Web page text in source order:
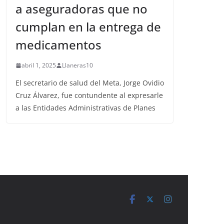
a aseguradoras que no
cumplan en la entrega de
medicamentos
abril 1, 2025 Llaneras10
El secretario de salud del Meta, Jorge Ovidio
Cruz Álvarez, fue contundente al expresarle
a las Entidades Administrativas de Planes